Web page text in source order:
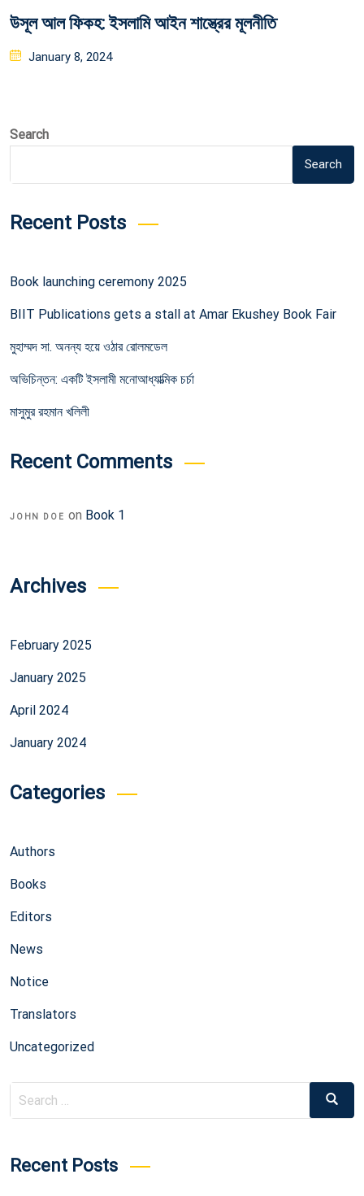
উসূল আল ফিকহ: ইসলামি আইন শাস্ত্রের মূলনীতি
Posted
January 8, 2024
Search
Search
Recent Posts
Book launching ceremony 2025
BIIT Publications gets a stall at Amar Ekushey Book Fair
মুহাম্মদ সা. অনন্য হয়ে ওঠার রোলমডেল
অভিচিন্তন: একটি ইসলামী মনোআধ্যাত্মিক চর্চা
মাসুমুর রহমান খলিলী
Recent Comments
JOHN DOE on Book 1
Archives
February 2025
January 2025
April 2024
January 2024
Categories
Authors
Books
Editors
News
Notice
Translators
Uncategorized
Search
Search
Recent Posts